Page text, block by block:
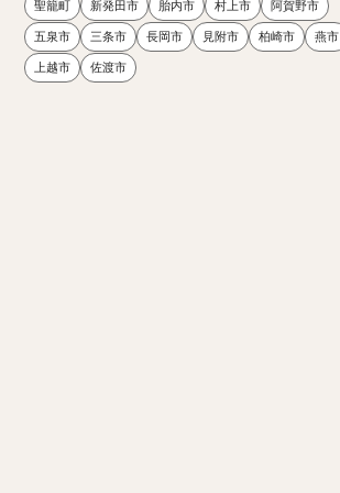
聖籠町 新発田市 胎内市 村上市 阿賀野市
五泉市 三条市 長岡市 見附市 柏崎市 燕市
上越市 佐渡市